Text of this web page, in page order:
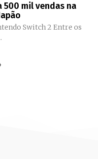
500 mil vendas na
2 Entre os